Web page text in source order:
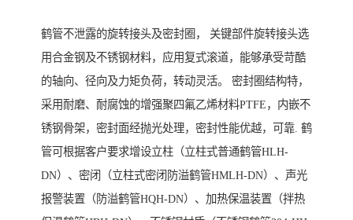
鹤管不泄露的旋转接头及密封圈， 关键部件旋转接头选
用合金钢及不锈钢材料，应用复式滚道，能够承受苛酷
的轴向、径向及力矩负荷，转动灵活。 密封圈结构特，
采用耐磨、耐腐蚀的增强聚四氟乙烯材料PTFE，内嵌不
锈钢骨架，密封面经抛光处理，密封性能优越，可靠. 鹤
管可根据客户要求增设立柱（立柱式普通鹤管HLH-
DN）、密闭（立柱式密闭防溢鹤管HMLH-DN）、声光
报警装置（防溢鹤管HQH-DN）、加热保温装置（拌热